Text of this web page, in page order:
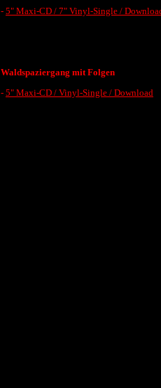
- 5" Maxi-CD / 7" Vinyl-Single /
Waldspaziergang mit Folgen
- 5" Maxi-CD / Vinyl-Single / Download